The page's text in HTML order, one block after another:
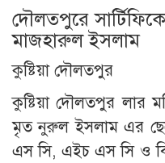
দৌলতপুরে
মাজহারুল ইসলাম
কুষ্টিয়া দৌলতপুর
কুষ্টিয়া দৌলতপুর লার
মৃত নুরুল ইসলাম এর
এস সি, এইচ এস সি ও